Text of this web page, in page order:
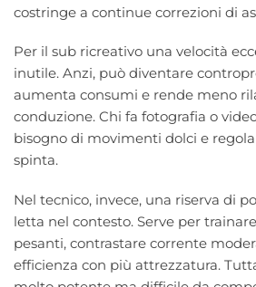
costringe a continue correzioni di
Per il sub ricreativo una velocità
inutile. Anzi, può diventare
aumenta consumi e rende meno
conduzione. Chi fa fotografia o
bisogno di movimenti dolci e
spinta.
Nel tecnico, invece, una riserva di
letta nel contesto. Serve per
pesanti, contrastare corrente
efficienza con più attrezzatura.